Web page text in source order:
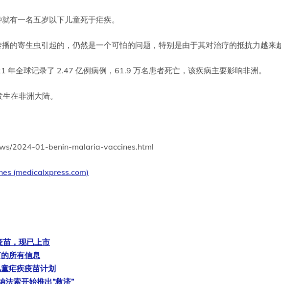
有一名五岁以下儿童死于疟疾。
的寄生虫引起的，仍然是一个可怕的问题，特别是由于其对治疗的抵抗力越来
年全球记录了 2.47 亿例病例，61.9 万名患者死亡，该疾病主要影响非洲。
在非洲大陆。
2024-01-benin-malaria-vaccines.html
(medicalxpress.com)
苗，现已上市
所有信息
疟疾疫苗计划
法索开始推出“救济”